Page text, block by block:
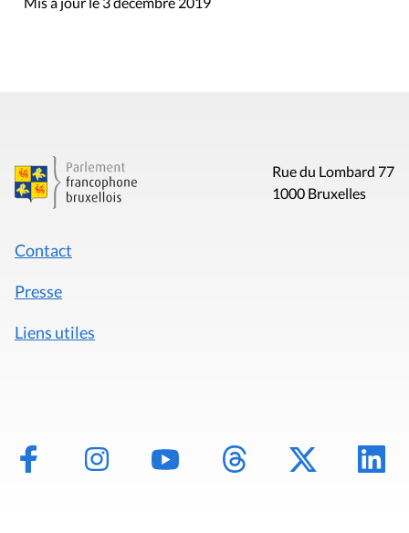
Rue du Lombard 77
1000 Bruxelles
Contact
Presse
Liens utiles